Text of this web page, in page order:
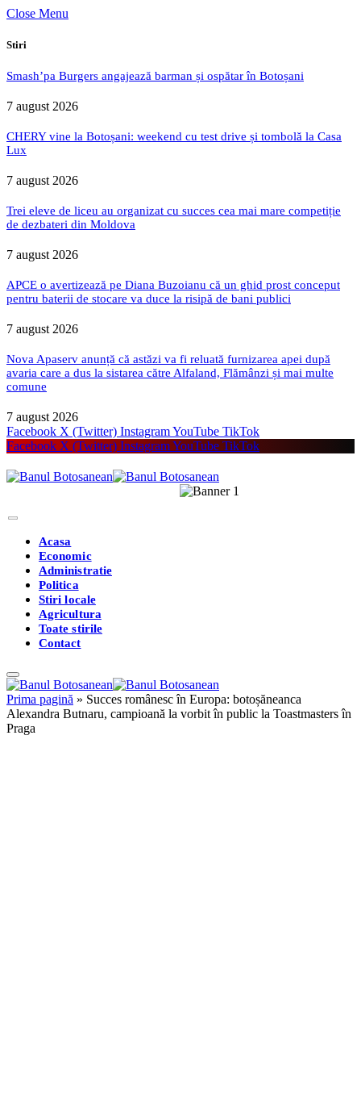
Close Menu
Stiri
Smash’pa Burgers angajează barman și ospătar în Botoșani
7 august 2026
CHERY vine la Botoșani: weekend cu test drive și tombolă la Casa
Lux
7 august 2026
Trei eleve de liceu au organizat cu succes cea mai mare competiție
de dezbateri din Moldova
7 august 2026
APCE o avertizează pe Diana Buzoianu că un ghid prost conceput
pentru baterii de stocare va duce la risipă de bani publici
7 august 2026
Nova Apaserv anunță că astăzi va fi reluată furnizarea apei după
avaria care a dus la sistarea către Alfaland, Flămânzi și mai multe
comune
7 august 2026
Facebook X (Twitter) InstagramYouTube TikTok
Facebook X (Twitter) InstagramYouTube TikTok
Acasa
Economic
Administratie
Politica
Stiri locale
Agricultura
Toate stirile
Contact
Prima pagină » Succes românesc în Europa: botoșăneanca
Alexandra Butnaru, campioană la vorbit în public la Toastmasters în
Praga